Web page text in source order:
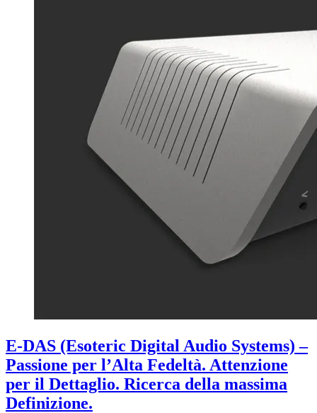
E-DAS (Esoteric Digital Audio Systems) –
Passione per l’Alta Fedeltà. Attenzione
per il Dettaglio. Ricerca della massima
Definizione.